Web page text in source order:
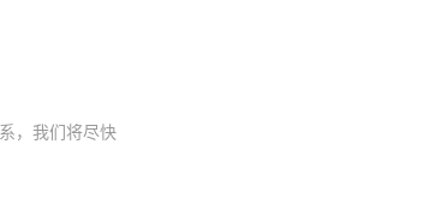
，我们将尽快